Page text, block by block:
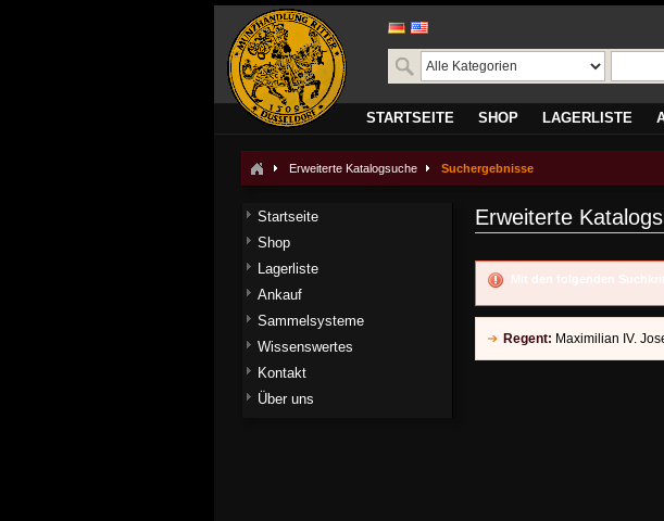
STARTSEITE SHOP LAGERLISTE
Erweiterte Katalogsuche Suchergebnisse
Erweiterte
Mit den folgenden
Regent: Maximilian IV.
Startseite
Shop
Lagerliste
Ankauf
Sammelsysteme
Wissenswertes
Kontakt
Über uns